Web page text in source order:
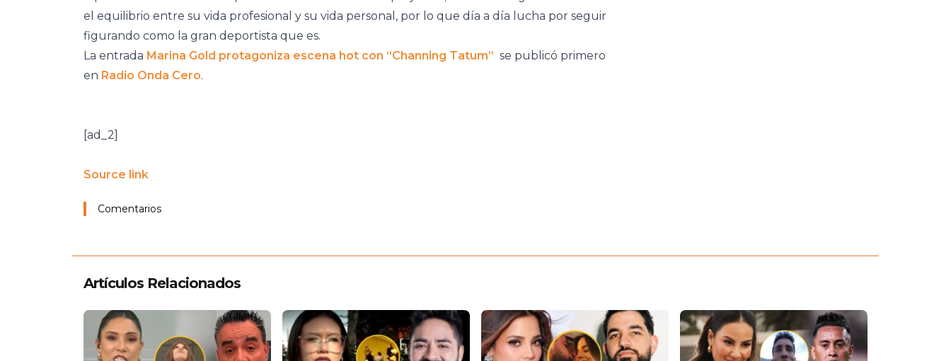
el equilibrio entre su vida profesional y su vida personal, por lo que día a día lucha por seguir
figurando como la gran deportista que es.
La entrada Marina Gold protagoniza escena hot con “Channing Tatum” se publicó primero
en Radio Onda Cero.
[ad_2]
Source link
Comentarios
Artículos Relacionados